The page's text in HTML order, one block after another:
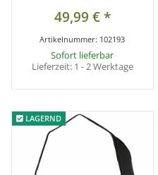
49,99 €*
Artikelnummer: 102193
Sofort lieferbar
Lieferzeit: 1 - 2 Werktage
LAGERND
LAGERND